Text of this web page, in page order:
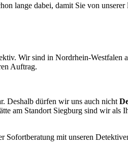
lange dabei, damit Sie von
Wir sind in Nordrhein-Westfalen
Auftrag.
Deshalb dürfen wir uns auch nicht
am Standort Siegburg sind wir als
Sofortberatung mit unseren